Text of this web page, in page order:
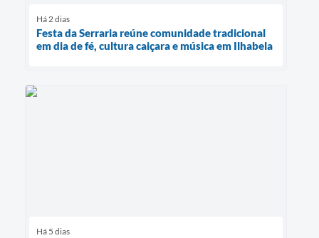
Há 2 dias
Festa da Serraria reúne comunidade tradicional
em dia de fé, cultura caiçara e música em Ilhabela
Há 5 dias